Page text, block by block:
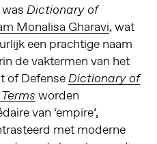
Dictionary of
Monalisa Gharavi, wat
een prachtige naam
de vaktermen van het
of DefenseDictionary of
worden
van ‘empire’,
met moderne